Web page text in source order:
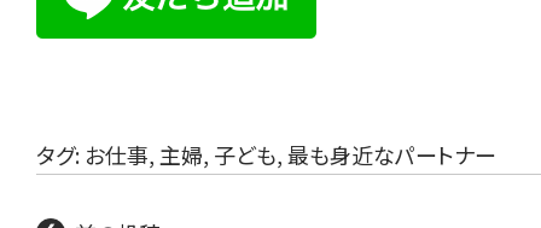
タグ: お仕事, 主婦, 子ども,最も身近なパートナー